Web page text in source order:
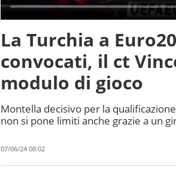
La Turchia a
convocati, il ct
modulo di gioco
Montella decisivo per la
non si pone limiti anche grazie a un
07/06/24 08:02